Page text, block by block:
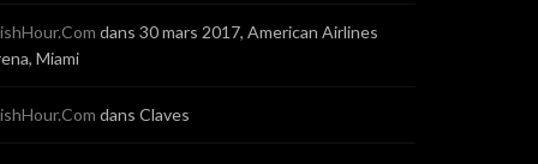
dans 30 mars 2017, American Airlines
Miami
dans Claves